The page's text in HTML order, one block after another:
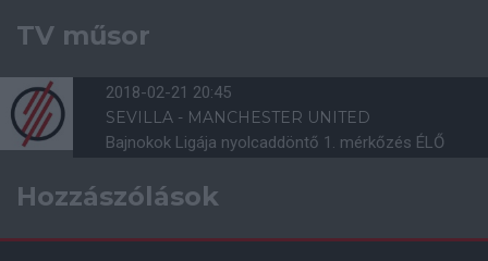
TV műsor
2018-02-21 20:45
SEVILLA - MANCHESTER UNITED
Bajnokok Ligája nyolcaddöntő 1. mérkőzés ÉLŐ
Hozzászólások